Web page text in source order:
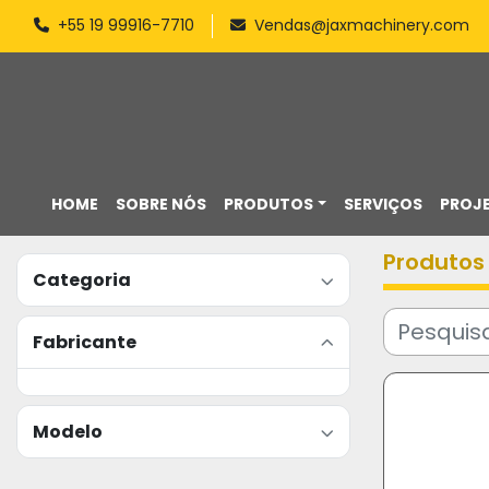
+55 19 99916-7710 Vendas@jaxmachinery.com
HOME PRODUTOS
SOBRE NÓS SERVIÇOS
Categoria
Fabricante
Modelo
Produtos